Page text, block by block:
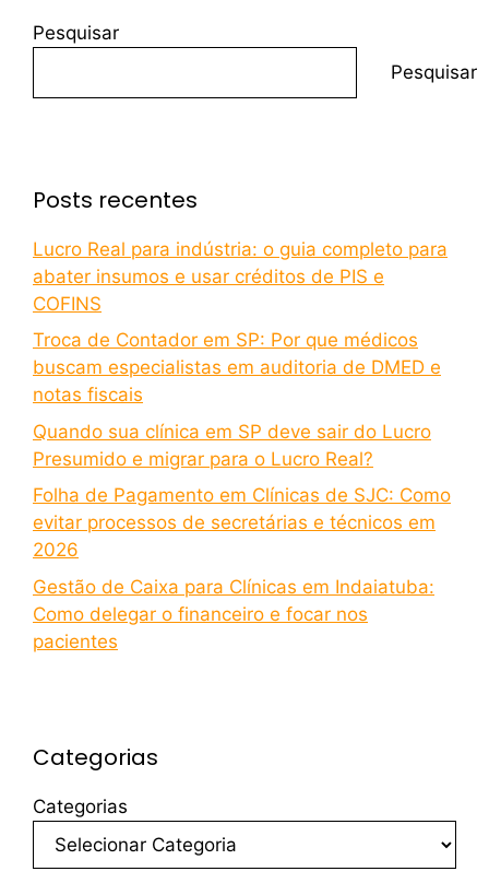
Pesquisar
Pesquisar
Posts recentes
Lucro Real para indústria: o guia completo para
abater insumos e usar créditos de PIS e
COFINS
Troca de Contador em SP: Por que médicos
buscam especialistas em auditoria de DMED e
notas fiscais
Quando sua clínica em SP deve sair do Lucro
Presumido e migrar para o Lucro Real?
Folha de Pagamento em Clínicas de SJC: Como
evitar processos de secretárias e técnicos em
2026
Gestão de Caixa para Clínicas em Indaiatuba:
Como delegar o financeiro e focar nos
pacientes
Categorias
Categorias